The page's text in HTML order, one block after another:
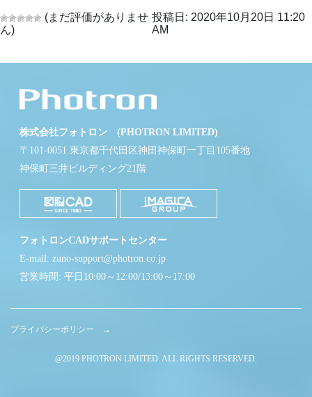
(まだ評価がありませ
ん)
投稿日: 2020年10月20日 11:20
AM
株式会社フォトロン (PHOTRON LIMITED)
〒101-0051 東京都千代田区神田神保町一丁目105番地
神保町三井ビルディング21階
フォトロンCADサポートセンター
E-mail: zuno-support@photron.co.jp
営業時間: 平日10:00～12:00/13:00～17:00
プライバシーポリシー →
@2019 PHOTRON LIMITED. ALL RIGHTS RESERVED.